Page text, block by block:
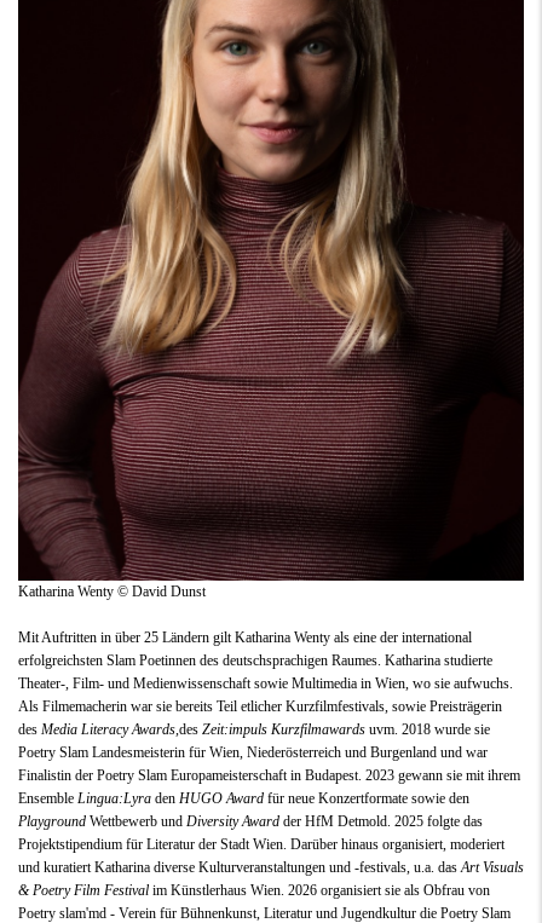
Katharina Wenty © David Dunst
Mit Auftritten in über 25 Ländern gilt Katharina Wenty als eine der international
erfolgreichsten Slam Poetinnen des deutschsprachigen Raumes. Katharina studierte
Theater-, Film- und Medienwissenschaft sowie Multimedia in Wien, wo sie aufwuchs.
Als Filmemacherin war sie bereits Teil etlicher Kurzfilmfestivals, sowie Preisträgerin
des Media Literacy Awards, des Zeit:impuls Kurzfilmawards uvm. 2018 wurde sie
Poetry Slam Landesmeisterin für Wien, Niederösterreich und Burgenland und war
Finalistin der Poetry Slam Europameisterschaft in Budapest. 2023 gewann sie mit ihrem
Ensemble Lingua:Lyra den HUGO Award für neue Konzertformate sowie den
Playground Wettbewerb und Diversity Award der HfM Detmold. 2025 folgte das
Projektstipendium für Literatur der Stadt Wien. Darüber hinaus organisiert, moderiert
und kuratiert Katharina diverse Kulturveranstaltungen und -festivals, u.a. das Art Visuals
& Poetry Film Festival im Künstlerhaus Wien. 2026 organisiert sie als Obfrau von
Poetry slam'md - Verein für Bühnenkunst, Literatur und Jugendkultur die Poetry Slam